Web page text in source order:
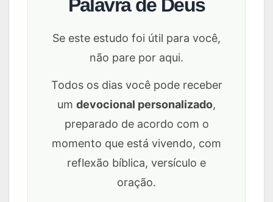
Palavra de Deus
Se este estudo foi útil para você,
não pare por aqui.
Todos os dias você pode receber
um devocional personalizado,
preparado de acordo com o
momento que está vivendo, com
reflexão bíblica, versículo e
oração.